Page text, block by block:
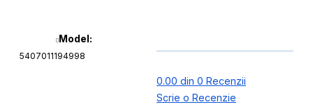
Model:
5407011194998
0.00 din 0 Recenzii
Scrie o Recenzie